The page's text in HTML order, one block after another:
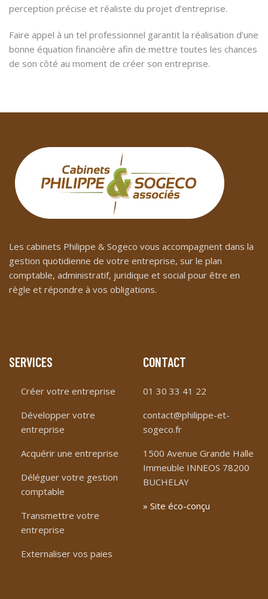
perception précise et réaliste du projet d’entreprise.
Faire appel à un tel professionnel garantit la réalisation d’une
bonne équation financière afin de mettre toutes les chances
de son côté au moment de créer son entreprise.
Les cabinets Philippe & Sogeco vous accompagnent dans la
gestion quotidienne de votre entreprise, sur le plan
comptable, administratif, juridique et social pour être en
règle et répondre à vos obligations.
SERVICES
Créer votre entreprise
Développer votre
entreprise
Acquérir une entreprise
Déléguer votre gestion
comptable
Transmettre votre
entreprise
Externaliser vos paies
CONTACT
01 30 33 41 22
contact@philippe-et-
sogeco.fr
1500 Avenue Grande Halle
Immeuble INNEOS 78200
BUCHELAY
» Site éco-conçu